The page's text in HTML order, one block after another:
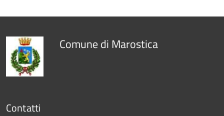
Comune di Marostica
Contatti